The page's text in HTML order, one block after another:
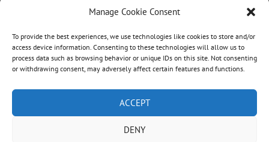
Manage Cookie Consent
To provide the best experiences, we use technologies like cookies to store and/or
access device information. Consenting to these technologies will allow us to
process data such as browsing behavior or unique IDs on this site. Not consenting
or withdrawing consent, may adversely affect certain features and functions.
ACCEPT
DENY
Suchen